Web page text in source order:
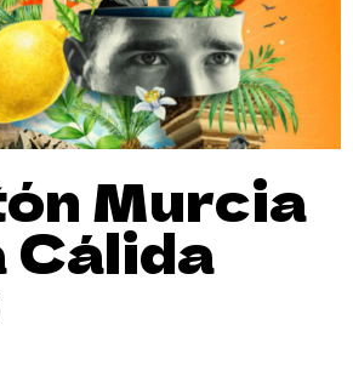
Murcia
Cálida